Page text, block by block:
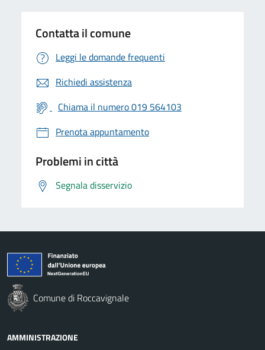
Contatta il comune
Leggi le domande frequenti
Richiedi assistenza
Chiama il numero 019 564103
Prenota appuntamento
Problemi in città
Segnala disservizio
Comune di Roccavignale
AMMINISTRAZIONE